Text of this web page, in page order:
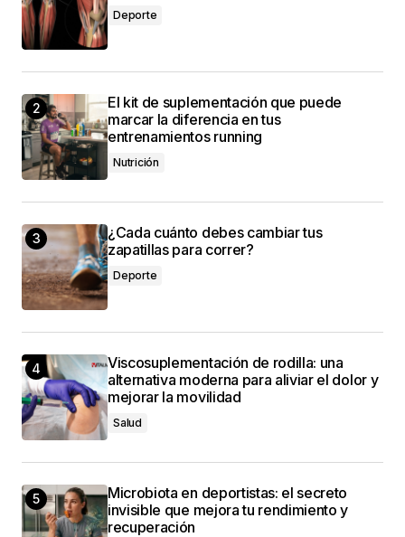
Deporte
El kit de suplementación que puede
marcar la diferencia en tus
entrenamientos running
Nutrición
¿Cada cuánto debes cambiar tus
zapatillas para correr?
Deporte
Viscosuplementación de rodilla: una
alternativa moderna para aliviar el dolor y
mejorar la movilidad
Salud
Microbiota en deportistas: el secreto
invisible que mejora tu rendimiento y
recuperación